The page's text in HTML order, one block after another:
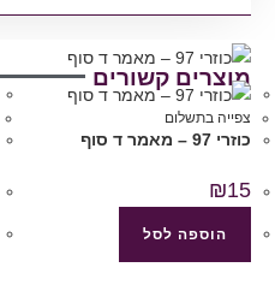
מוצרים קשורים
צפייה בתשלום
כוזרי 97 – מאמר ד סוף
₪15
הוספה לסל